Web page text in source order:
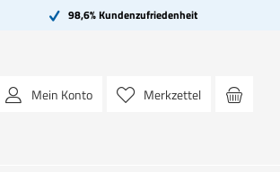
98,6% Kundenzufriedenheit
Merkzettel
Mein Konto